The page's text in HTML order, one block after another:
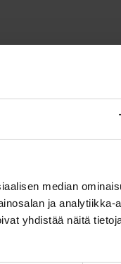
median
ja analytiikka-
yhdistää näitä
kuluttua pilkottu sipuli
lisää porkkana
ja paista 160